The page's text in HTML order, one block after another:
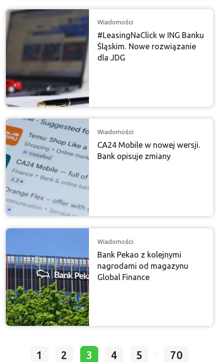
Wiadomości
#LeasingNaClick w ING Banku
Śląskim. Nowe rozwiązanie
dla JDG
Wiadomości
CA24 Mobile w nowej wersji.
Bank opisuje zmiany
Wiadomości
Bank Pekao z kolejnymi
nagrodami od magazynu
Global Finance
1 2 3 4 5 ... 70